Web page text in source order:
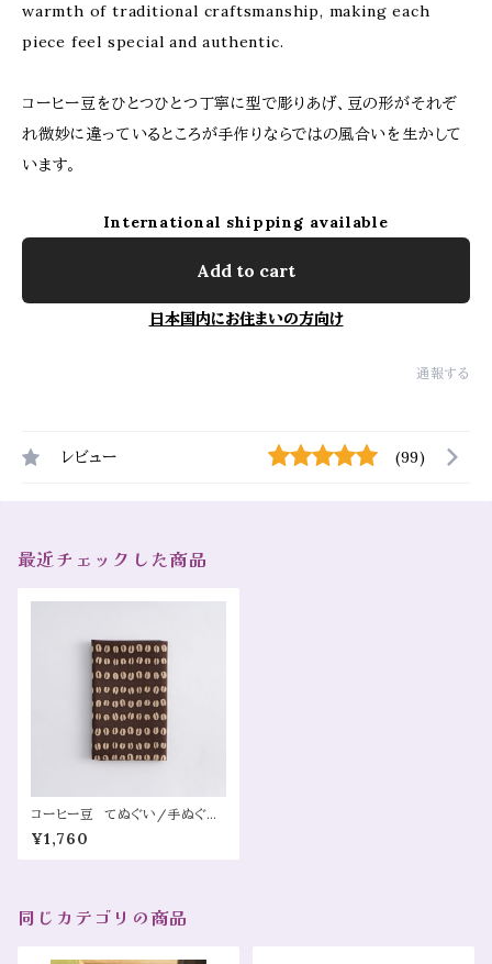
warmth of traditional craftsmanship, making each
piece feel special and authentic.
コーヒー豆をひとつひとつ丁寧に型で彫りあげ、豆の形がそれぞ
れ微妙に違っているところが手作りならではの風合いを生かして
います。
International shipping available
Add to cart
日本国内にお住まいの方向け
通報する
レビュー (99)
最近チェックした商品
コーヒー豆 てぬぐい/手ぬぐい
（Coffee Beans Tenugui (Tr
aditional Japanese Hand To
¥1,760
同じカテゴリの商品